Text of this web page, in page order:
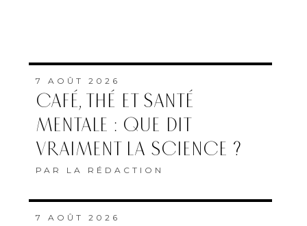
7 AOÛT 2026
CAFÉ, THÉ ET SANTÉ
MENTALE : QUE DIT
VRAIMENT LA SCIENCE ?
PAR LA RÉDACTION
7 AOÛT 2026